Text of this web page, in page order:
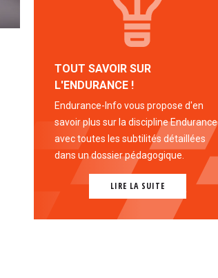
TOUT SAVOIR SUR
L'ENDURANCE !
Endurance-Info vous propose d'en
savoir plus sur la discipline Endurance
avec toutes les subtilités détaillées
dans un dossier pédagogique.
LIRE LA SUITE